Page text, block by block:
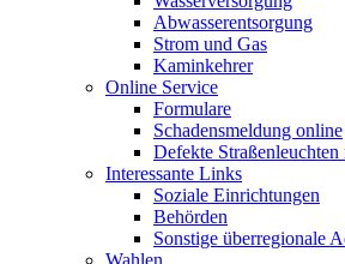
Abwasserentsorgung
Strom und Gas
Kaminkehrer
Online Service
Formulare
Schadensmeldung online
Defekte Straßenleuchten
Interessante Links
Soziale Einrichtungen
Behörden
Sonstige überregionale
Wahlen